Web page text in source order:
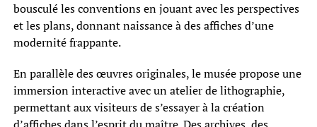
bousculé les conventions en jouant avec les perspectives
et les plans, donnant naissance à des affiches d’une
modernité frappante.
En parallèle des œuvres originales, le musée propose une
immersion interactive avec un atelier de lithographie,
permettant aux visiteurs de s’essayer à la création